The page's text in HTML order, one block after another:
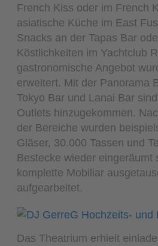
French Kiss oder im French
asiatische Küche im East
Snacks an der Tapas Bar
Köstlichkeiten im Yachtclub
gastronomische Angebot
erweitert. Mit der Panorama
Tokyo Bar und Lanai Bar
Outlets hinzugekommen.
der Bereiche wurden
Gläser, 30.000 Tassen und
Bestecke wieder eingeräumt
komplette Mobiliar
aufgearbeitet.
Das Theatrium erhielt